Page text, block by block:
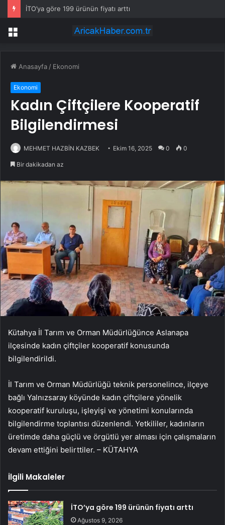
İTO’ya göre 199 ürünün fiyatı arttı
Menü
Anasayfa / Ekonomi
Ekonomi
Kadın Çiftçilere Kooperatif
Bilgilendirmesi
MEHMET HAZBİN KAZBEK Ekim 16, 2025 0 0
Bir dakikadan az
Kütahya İl Tarım ve Orman Müdürlüğünce Aslanapa
ilçesinde kadın çiftçiler kooperatif konusunda
bilgilendirildi.
İl Tarım ve Orman Müdürlüğü teknik personelince, ilçeye
bağlı Yalnızsaray köyünde kadın çiftçilere yönelik
kooperatif kuruluşu, işleyişi ve yönetimi konularında
bilgilendirme toplantısı düzenlendi. Yetkililer, kadınların
üretimde daha güçlü ve örgütlü yer alması için çalışmaların
devam ettiğini belirttiler. – KÜTAHYA
İlgili Makaleler
İTO’ya göre 199 ürünün fiyatı arttı
Ağustos 9, 2026